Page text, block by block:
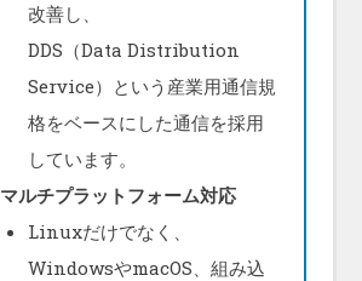
改善し、
DDS（Data Distribution
Service）という産業用通信規
格をベースにした通信を採用
しています。
マルチプラットフォーム対応
Linuxだけでなく、
WindowsやmacOS、組み込